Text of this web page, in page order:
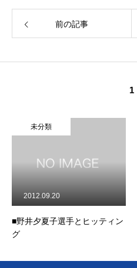
前の記事
1
未分類
■野井夕夏子選手とヒッティン
グ
2012.09.20